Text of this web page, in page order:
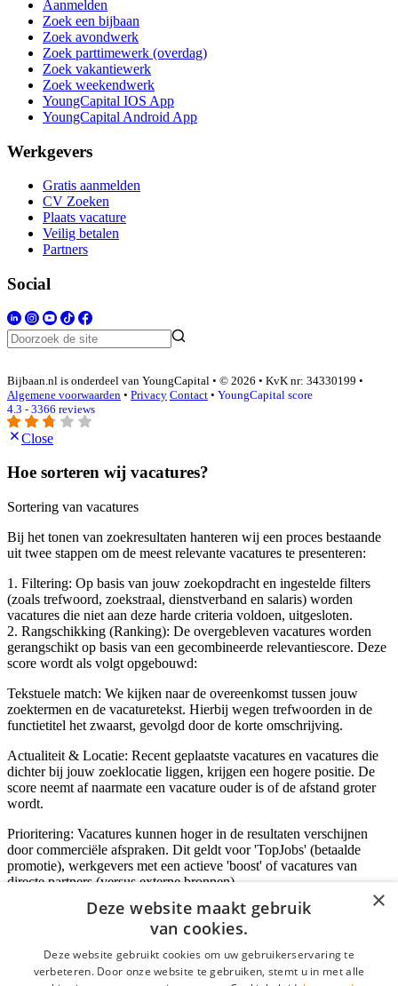
Aanmelden
Zoek een bijbaan
Zoek avondwerk
Zoek parttimewerk (overdag)
Zoek vakantiewerk
Zoek weekendwerk
YoungCapital IOS App
YoungCapital Android App
Werkgevers
Gratis aanmelden
CV Zoeken
Plaats vacature
Veilig betalen
Partners
Social
Bijbaan.nl is onderdeel van YoungCapital • © 2026 • KvK nr: 34330199 •
Algemene voorwaarden • Privacy Contact • YoungCapital score
4.3 - 3366 reviews
Close
Hoe sorteren wij vacatures?
Sortering van vacatures
Bij het tonen van zoekresultaten hanteren wij een proces bestaande
uit twee stappen om de meest relevante vacatures te presenteren:
1. Filtering: Op basis van jouw zoekopdracht en ingestelde filters
(zoals trefwoord, zoekstraal, dienstverband en salaris) worden
vacatures die niet aan deze harde criteria voldoen, uitgesloten.
2. Rangschikking (Ranking): De overgebleven vacatures worden
gerangschikt op basis van een gecombineerde relevantiescore. Deze
score wordt als volgt opgebouwd:
Tekstuele match: We kijken naar de overeenkomst tussen jouw
zoektermen en de vacaturetekst. Hierbij wegen trefwoorden in de
functietitel het zwaarst, gevolgd door de korte omschrijving.
Actualiteit & Locatie: Recent geplaatste vacatures en vacatures die
dichter bij jouw zoeklocatie liggen, krijgen een hogere positie. De
score neemt af naarmate een vacature ouder is of de afstand groter
wordt.
Prioritering: Vacatures kunnen hoger in de resultaten verschijnen
door commerciële afspraken. Dit geldt voor 'TopJobs' (betaalde
promotie), werkgevers met een actieve 'boost' of vacatures van
directe partners (versus externe bronnen).
Inloggen als bedrijf
*
×
Deze website maakt gebruik
van cookies.
Deze website gebruikt cookies om uw gebruikerservaring te
verbeteren. Door onze website te gebruiken, stemt u in met alle